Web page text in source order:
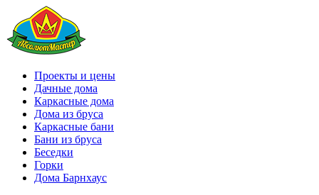
Проекты и цены
Дачные дома
Каркасные дома
Дома из бруса
Каркасные бани
Бани из бруса
Беседки
Горки
Дома Барнхаус